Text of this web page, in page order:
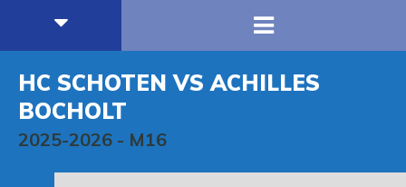
HC SCHOTEN VS ACHILLES
BOCHOLT
2025-2026 - M16